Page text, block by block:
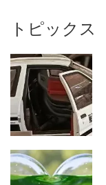
トピックス